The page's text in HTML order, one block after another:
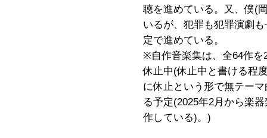
聴を進めている。又、僕(
いるが、犯罪も犯罪演劇
定で進めている。
※自作音楽集は、全64作を
休止中(休止中と書ける程
に休止という形で無テー
る予定(2025年2月から楽
作している)。)